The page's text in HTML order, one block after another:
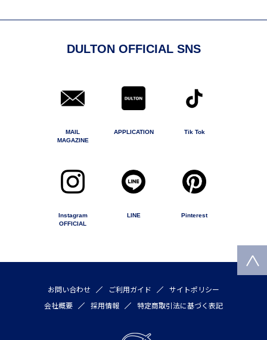
DULTON OFFICIAL SNS
MAIL
MAGAZINE
APPLICATION Tik Tok
Instagram
OFFICIAL
LINE Pinterest
お問い合わせ ご利用ガイド
サイトポリシー
会社概要
採用情報 特定商取引法に基づく表記